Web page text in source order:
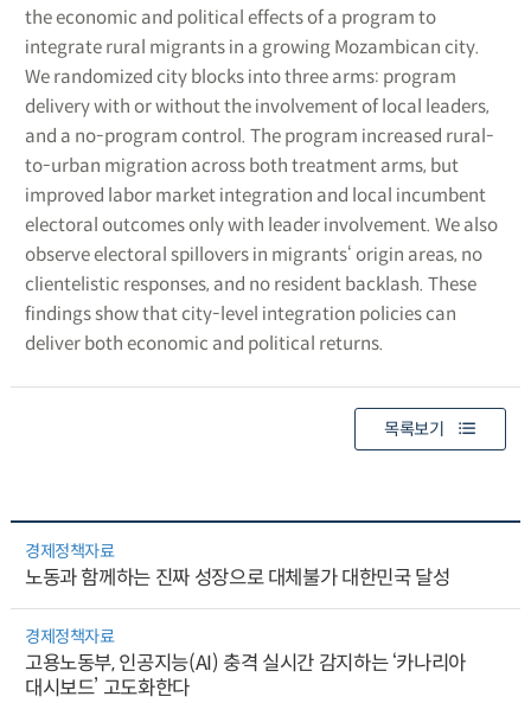
the economic and political effects of a program to
integrate rural migrants in a growing Mozambican city.
We randomized city blocks into three arms: program
delivery with or without the involvement of local leaders,
and a no-program control. The program increased rural-
to-urban migration across both treatment arms, but
improved labor market integration and local incumbent
electoral outcomes only with leader involvement. We also
observe electoral spillovers in migrants‘ origin areas, no
clientelistic responses, and no resident backlash. These
findings show that city-level integration policies can
deliver both economic and political returns.
목록보기
경제정책자료
노동과 함께하는 진짜 성장으로 대체불가 대한민국 달성
경제정책자료
고용노동부, 인공지능(AI) 충격 실시간 감지하는 ‘카나리아
대시보드’ 고도화한다